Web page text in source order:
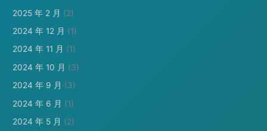
2025 年 2 月 (2)
2024 年 12 月 (1)
2024 年 11 月 (1)
2024 年 10 月 (3)
2024 年 9 月 (3)
2024 年 6 月 (1)
2024 年 5 月 (2)